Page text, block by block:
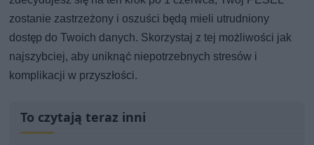
zostanie zastrzeżony i oszuści będą mieli utrudniony
dostęp do Twoich danych. Skorzystaj z tej możliwości jak
najszybciej, aby uniknąć niepotrzebnych stresów i
komplikacji w przyszłości.
To czytają teraz inni